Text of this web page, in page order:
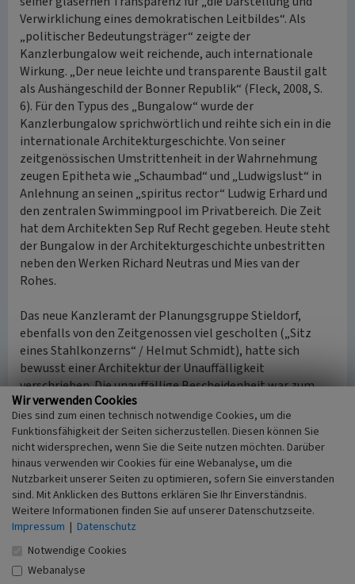
Verwirklichung eines demokratischen Leitbildes“. Als
„politischer Bedeutungsträger“ zeigte der
Kanzlerbungalow weit reichende, auch internationale
Wirkung. „Der neue leichte und transparente Baustil galt
als Aushängeschild der Bonner Republik“ (Fleck, 2008, S.
6). Für den Typus des „Bungalow“ wurde der
Kanzlerbungalow sprichwörtlich und reihte sich ein in die
internationale Architekturgeschichte. Von seiner
zeitgenössischen Umstrittenheit in der Wahrnehmung
zeugen Epitheta wie „Schaumbad“ und „Ludwigslust“ in
Anlehnung an seinen „spiritus rector“ Ludwig Erhard und
den zentralen Swimmingpool im Privatbereich. Die Zeit
hat dem Architekten Sep Ruf Recht gegeben. Heute steht
der Bungalow in der Architekturgeschichte unbestritten
neben den Werken Richard Neutras und Mies van der
Rohes.
Das neue Kanzleramt der Planungsgruppe Stieldorf,
ebenfalls von den Zeitgenossen viel gescholten („Sitz
eines Stahlkonzerns“ / Helmut Schmidt), hatte sich
bewusst einer Architektur der Unauffälligkeit
verschrieben. Die unauffällige Bescheidenheit war zum
Programm der Bonner Regierungsbauten erhoben
worden und somit jeglicher Verzicht auf Signale in seiner
Staatsarchitektur. So stellt sich der Bau nüchtern-
funktional dar. Zum anderen gab es wie beim neuen
späteren Plenarsaal von Günter Behnisch damals keine
Vorbilder oder Vergleiche, an die man hätte anschließen
können. Mit dem zeitlichen Abstand hat auch das neue
Kanzleramt mit seiner Architektur Anerkennung
gefunden. Es ist einerseits typisch für den Verwaltungsbau
der 1970er Jahre und zum anderen architektonischer
Ausdruck langer Zeit der Bonner Politik mit seiner
Wir verwenden Cookies
Dies sind zum einen technisch notwendige Cookies, um die
Funktionsfähigkeit der Seiten sicherzustellen. Diesen können Sie
nicht widersprechen, wenn Sie die Seite nutzen möchten. Darüber
hinaus verwenden wir Cookies für eine Webanalyse, um die
Nutzbarkeit unserer Seiten zu optimieren, sofern Sie einverstanden
sind. Mit Anklicken des Buttons erklären Sie Ihr Einverständnis.
Weitere Informationen finden Sie auf unserer Datenschutzseite.
Impressum | Datenschutz
Notwendige Cookies
Webanalyse